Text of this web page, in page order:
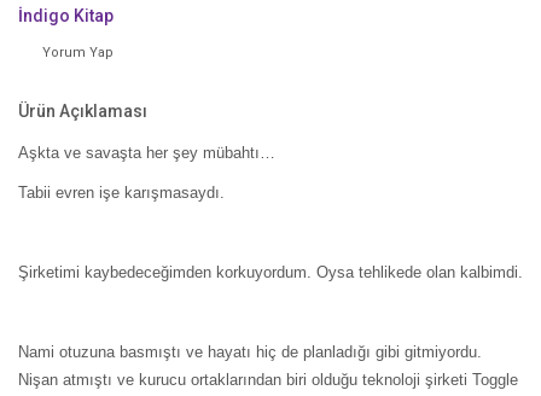
İndigo Kitap
Yorum Yap
Ürün Açıklaması
Aşkta ve savaşta her şey mübahtı…
Tabii evren işe karışmasaydı.
Şirketimi kaybedeceğimden korkuyordum. Oysa tehlikede olan kalbimdi.
Nami otuzuna basmıştı ve hayatı hiç de planladığı gibi gitmiyordu.
Nişan atmıştı ve kurucu ortaklarından biri olduğu teknoloji şirketi Toggle